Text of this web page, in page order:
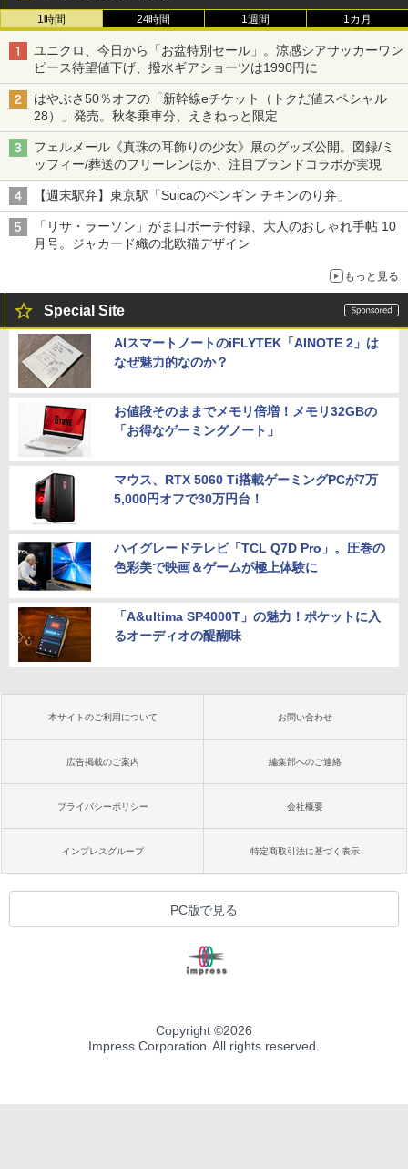
1時間 24時間 1週間 1カ月
ユニクロ、今日から「お盆特別セール」。涼感シアサッカーワン
ピース待望値下げ、撥水ギアショーツは1990円に
はやぶさ50％オフの「新幹線eチケット（トクだ値スペシャル
28）」発売。秋冬乗車分、えきねっと限定
フェルメール《真珠の耳飾りの少女》展のグッズ公開。図録/ミ
ッフィー/葬送のフリーレンほか、注目ブランドコラボが実現
【週末駅弁】東京駅「Suicaのペンギン チキンのり弁」
「リサ・ラーソン」がま口ポーチ付録、大人のおしゃれ手帖 10
月号。ジャカード織の北欧猫デザイン
もっと見る
Special Site
AIスマートノートのiFLYTEK「AINOTE 2」は
なぜ魅力的なのか？
お値段そのままでメモリ倍増！メモリ32GBの
「お得なゲーミングノート」
マウス、RTX 5060 Ti搭載ゲーミングPCが7万
5,000円オフで30万円台！
ハイグレードテレビ「TCL Q7D Pro」。圧巻の
色彩美で映画＆ゲームが極上体験に
「A&ultima SP4000T」の魅力！ポケットに入
るオーディオの醍醐味
本サイトのご利用について お問い合わせ
広告掲載のご案内 編集部へのご連絡
プライバシーポリシー 会社概要
インプレスグループ 特定商取引法に基づく表示
PC版で見る
Copyright ©2026
Impress Corporation. All rights reserved.